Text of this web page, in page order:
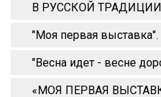
В РУССКОЙ
"Моя первая
"Весна идет - весне
«МОЯ ПЕРВАЯ